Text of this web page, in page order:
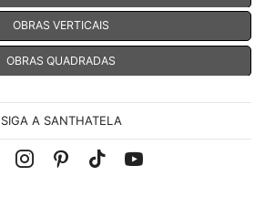
OBRAS VERTICAIS
OBRAS QUADRADAS
SIGA A SANTHATELA
Instagram
Pinterest
Tik-Youtube